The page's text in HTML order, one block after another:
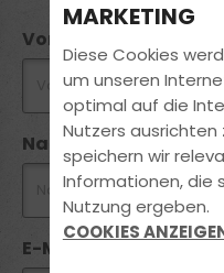
Vorname
Nachname
E-Mail
MARKETING
Diese Cookies
um unseren
optimal auf die
Nutzers ausrichten
speichern wir
Informationen, die
Nutzung ergeben.
COOKIES